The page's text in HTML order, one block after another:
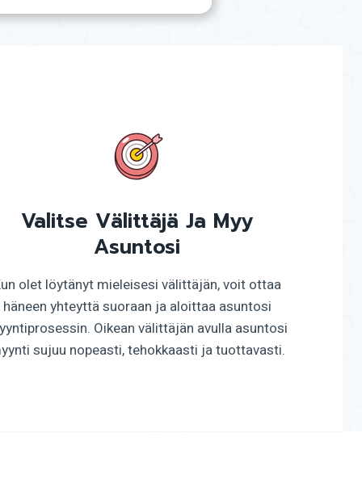
Valitse Välittäjä Ja Myy
Asuntosi
olet löytänyt mieleisesi välittäjän, voit ottaa
häneen yhteyttä suoraan ja aloittaa asuntosi
Oikean välittäjän avulla asuntosi
sujuu nopeasti, tehokkaasti ja tuottavasti.